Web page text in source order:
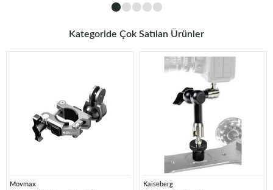
Kategoride Çok Satılan Ürünler
Movmax
Kaiseberg